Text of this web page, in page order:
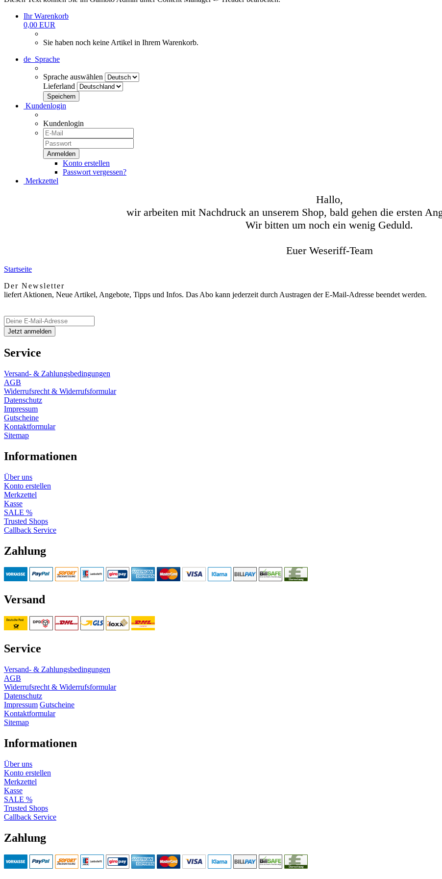
Ihr Warenkorb
0,00 EUR
Sie haben noch keine Artikel in Ihrem Warenkorb.
de Sprache
Sprache auswählen
Lieferland
Kundenlogin
Kundenlogin
Konto erstellen
Passwort vergessen?
Merkzettel
Hallo,
wir arbeiten mit Nachdruck an unserem Shop, bald gehen die ersten
Wir bitten um noch ein wenig Geduld.
Euer Weseriff-Team
Startseite
Der Newsletter
liefert Aktionen, Neue Artikel, Angebote, Tipps und Infos. Das Abo kann jederzeit durch Austragen der E-Mail-Adresse beendet werden.
Service
Versand- & Zahlungsbedingungen
AGB
Widerrufsrecht & Widerrufsformular
Datenschutz
Impressum
Gutscheine
Kontaktformular
Sitemap
Informationen
Über uns
Konto erstellen
Merkzettel
Kasse
SALE %
Trusted Shops
Callback Service
Zahlung
Versand
Service
Versand- & Zahlungsbedingungen
AGB
Widerrufsrecht & Widerrufsformular
Datenschutz
Impressum Gutscheine
Kontaktformular
Sitemap
Informationen
Über uns
Konto erstellen
Merkzettel
Kasse
SALE %
Trusted Shops
Callback Service
Zahlung